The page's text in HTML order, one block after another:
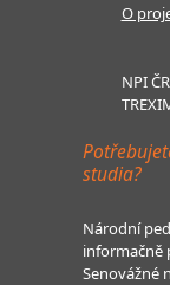
O
NPI
studia?
Národní
informačně
Senovážné